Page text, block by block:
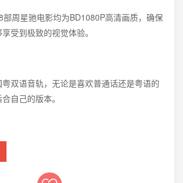
周星驰电影均为BD1080P高清画质，确保
受到极致的视觉体验。
双语音轨，无论是喜欢普通话还是粤语的
自己的版本。